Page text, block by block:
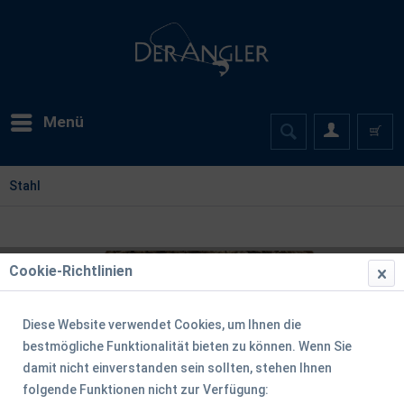
Menü
Stahl
Cookie-Richtlinien
Diese Website verwendet Cookies, um Ihnen die
bestmögliche Funktionalität bieten zu können. Wenn Sie
damit nicht einverstanden sein sollten, stehen Ihnen
folgende Funktionen nicht zur Verfügung: